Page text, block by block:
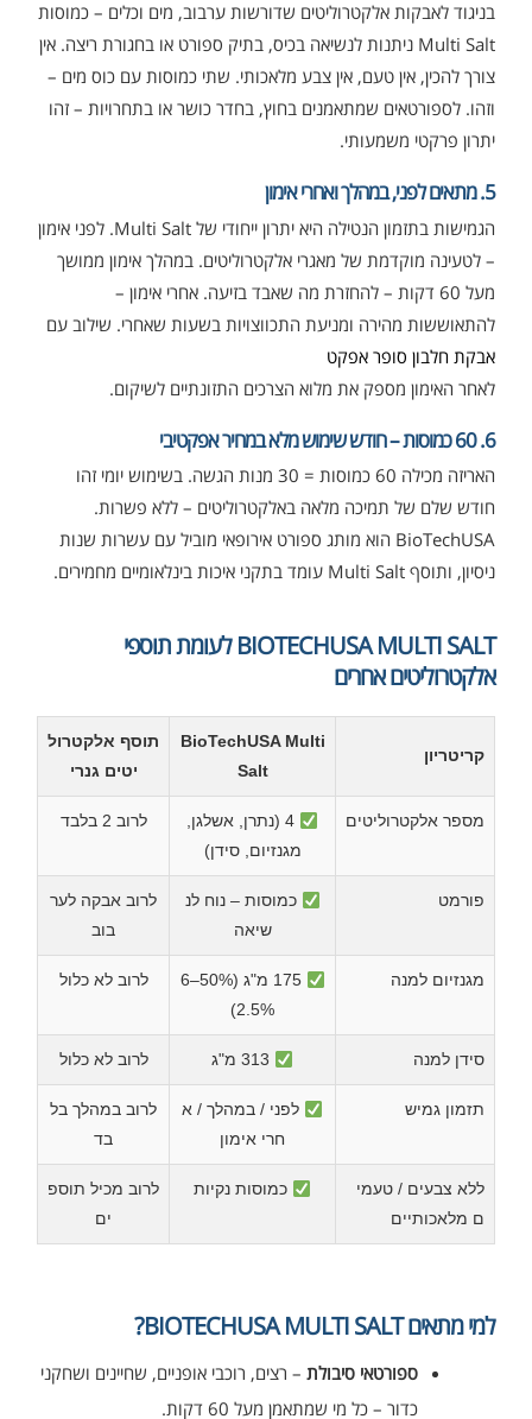
בניגוד לאבקות אלקטרוליטים שדורשות ערבוב, מים וכלים – כמוסות
Multi Salt ניתנות לנשיאה בכיס, בתיק ספורט או בחגורת ריצה. אין
צורך להכין, אין טעם, אין צבע מלאכותי. שתי כמוסות עם כוס מים –
וזהו. לספורטאים שמתאמנים בחוץ, בחדר כושר או בתחרויות – זהו
יתרון פרקטי משמעותי.
5. מתאים לפני, במהלך ואחרי אימון
הגמישות בתזמון הנטילה היא יתרון ייחודי של Multi Salt. לפני אימון
– לטעינה מוקדמת של מאגרי אלקטרוליטים. במהלך אימון ממושך
מעל 60 דקות – להחזרת מה שאבד בזיעה. אחרי אימון –
להתאוששות מהירה ומניעת התכווצויות בשעות שאחרי. שילוב עם
אבקת חלבון סופר אפקט
לאחר האימון מספק את מלוא הצרכים התזונתיים לשיקום.
6. 60 כמוסות – חודש שימוש מלא במחיר אפקטיבי
האריזה מכילה 60 כמוסות = 30 מנות הגשה. בשימוש יומי זהו
חודש שלם של תמיכה מלאה באלקטרוליטים – ללא פשרות.
BioTechUSA הוא מותג ספורט אירופאי מוביל עם עשרות שנות
ניסיון, ותוסף Multi Salt עומד בתקני איכות בינלאומיים מחמירים.
BIOTECHUSA MULTI SALT לעומת תוספי
אלקטרוליטים אחרים
קריטריון
BioTechUSA Multi
Salt
תוסף אלקטרול
יטים גנרי
מספר אלקטרוליטים
4 (נתרן, אשלגן,
מגנזיום, סידן)
לרוב 2 בלבד
פורמט
כמוסות – נוח לנ
שיאה
לרוב אבקה לער
בוב
מגנזיום למנה
175 מ"ג (50%–6
2.5%)
לרוב לא כלול
סידן למנה לרוב לא כלול
תזמון גמיש
לפני / במהלך / א
חרי אימון
לרוב במהלך בל
בד
ללא צבעים / טעמי
ם מלאכותיים
כמוסות נקיות
לרוב מכיל תוספ
ים
למי מתאים BIOTECHUSA MULTI SALT?
ספורטאי סיבולת – רצים, רוכבי אופניים, שחיינים ושחקני
כדור – כל מי שמתאמן מעל 60 דקות.